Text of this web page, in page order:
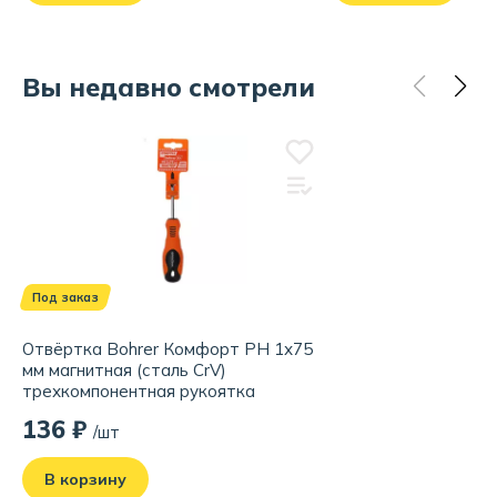
Страна производства:
Вы недавно смотрели
Под заказ
Отвёртка Bohrer Комфорт PH 1х75
мм магнитная (сталь CrV)
трехкомпонентная рукоятка
136 ₽ /шт
В корзину